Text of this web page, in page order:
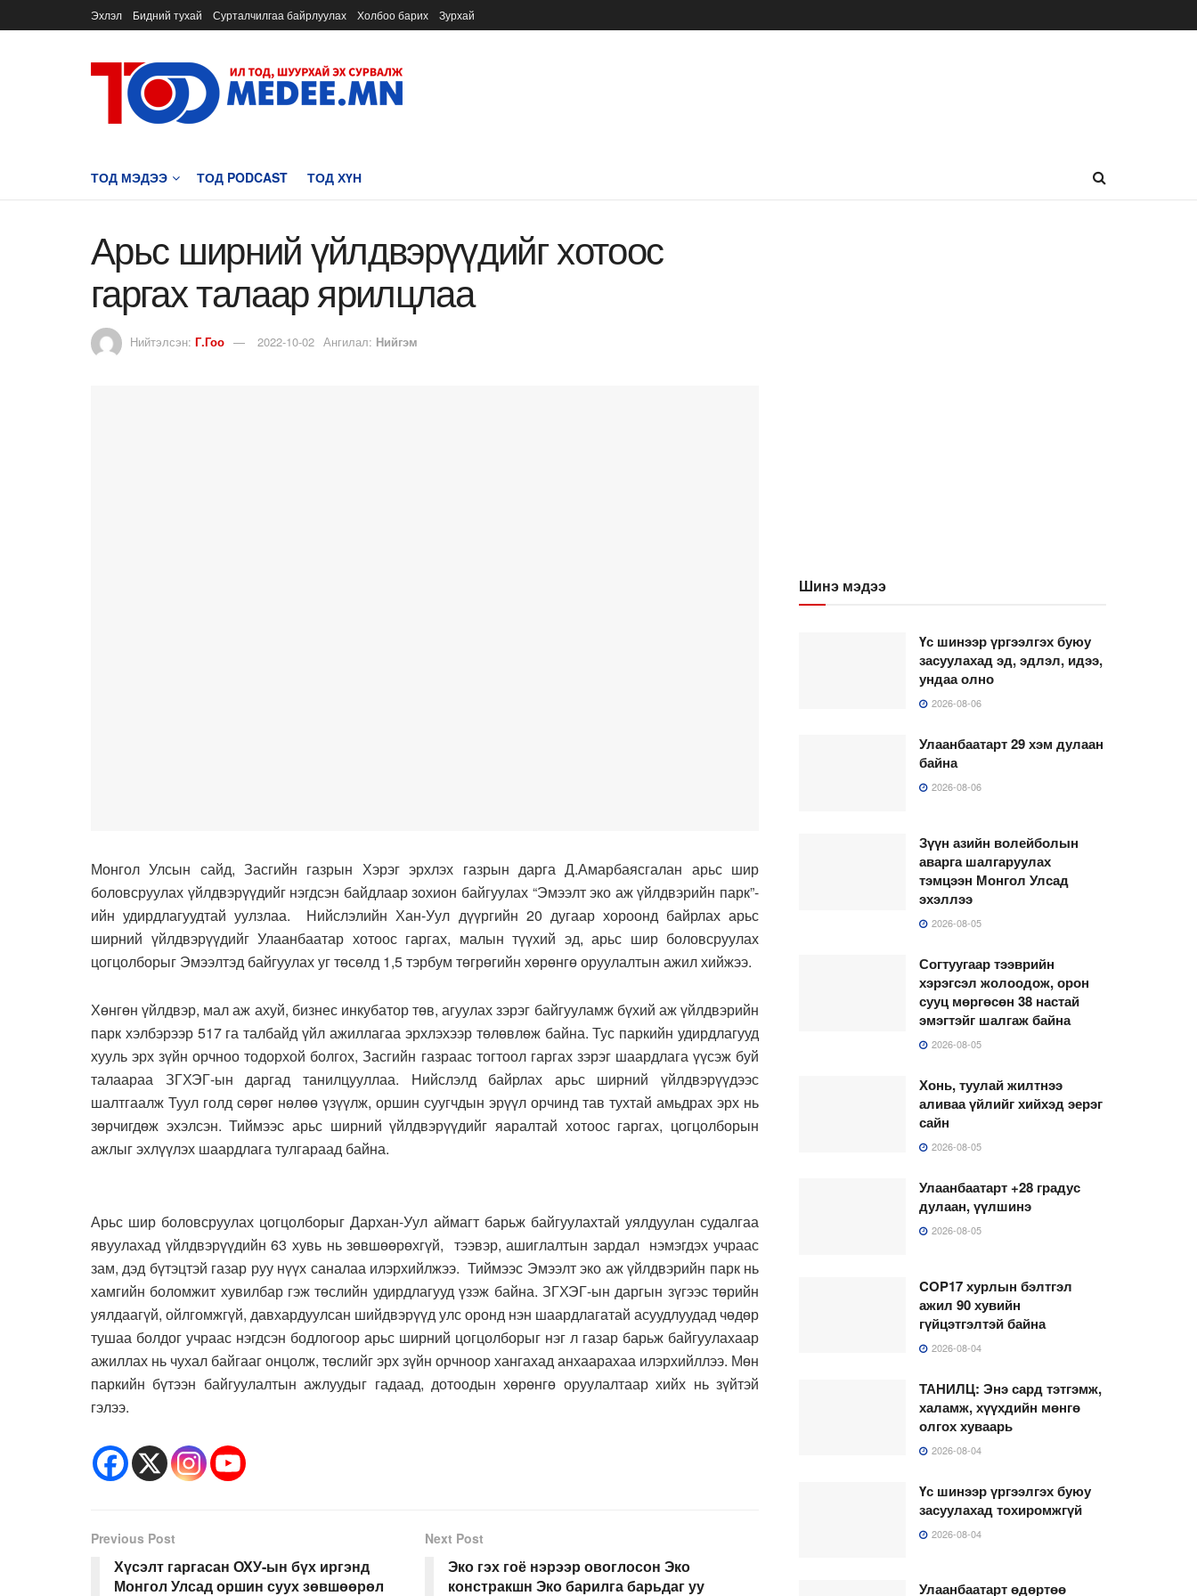
Эхлэл Бидний тухай Сурталчилгаа байрлуулах Холбоо барих Зурхай
ТОД МЭДЭЭ ТОД PODCAST ТОД ХҮН
Арьс ширний үйлдвэрүүдийг хотоос
гаргах талаар ярилцлаа
Нийтэлсэн: Г.Гоо 2022-10-02 Ангилал: Нийгэм
Монгол Улсын сайд, Засгийн газрын Хэрэг эрхлэх газрын дарга Д.Амарбаясгалан арьс шир
боловсруулах үйлдвэрүүдийг нэгдсэн байдлаар зохион байгуулах “Эмээлт эко аж үйлдвэрийн парк”-
ийн удирдлагуудтай уулзлаа. Нийслэлийн Хан-Уул дүүргийн 20 дугаар хороонд байрлах арьс
ширний үйлдвэрүүдийг Улаанбаатар хотоос гаргах, малын түүхий эд, арьс шир боловсруулах
цогцолборыг Эмээлтэд байгуулах уг төсөлд 1,5 тэрбум төгрөгийн хөрөнгө оруулалтын ажил хийжээ.
Хөнгөн үйлдвэр, мал аж ахуй, бизнес инкубатор төв, агуулах зэрэг байгууламж бүхий аж үйлдвэрийн
парк хэлбэрээр 517 га талбайд үйл ажиллагаа эрхлэхээр төлөвлөж байна. Тус паркийн удирдлагууд
хууль эрх зүйн орчноо тодорхой болгох, Засгийн газраас тогтоол гаргах зэрэг шаардлага үүсэж буй
талаараа ЗГХЭГ-ын даргад танилцууллаа. Нийслэлд байрлах арьс ширний үйлдвэрүүдээс
шалтгаалж Туул голд сөрөг нөлөө үзүүлж, оршин суугчдын эрүүл орчинд тав тухтай амьдрах эрх нь
зөрчигдөж эхэлсэн. Тиймээс арьс ширний үйлдвэрүүдийг яаралтай хотоос гаргах, цогцолборын
ажлыг эхлүүлэх шаардлага тулгараад байна.
Арьс шир боловсруулах цогцолборыг Дархан-Уул аймагт барьж байгуулахтай уялдуулан судалгаа
явуулахад үйлдвэрүүдийн 63 хувь нь зөвшөөрөхгүй, тээвэр, ашиглалтын зардал нэмэгдэх учраас
зам, дэд бүтэцтэй газар руу нүүх саналаа илэрхийлжээ. Тиймээс Эмээлт эко аж үйлдвэрийн парк нь
хамгийн боломжит хувилбар гэж төслийн удирдлагууд үзэж байна. ЗГХЭГ-ын даргын зүгээс төрийн
уялдаагүй, ойлгомжгүй, давхардуулсан шийдвэрүүд улс оронд нэн шаардлагатай асуудлуудад чөдөр
тушаа болдог учраас нэгдсэн бодлогоор арьс ширний цогцолборыг нэг л газар барьж байгуулахаар
ажиллах нь чухал байгааг онцолж, төслийг эрх зүйн орчноор хангахад анхаарахаа илэрхийллээ. Мөн
паркийн бүтээн байгуулалтын ажлуудыг гадаад, дотоодын хөрөнгө оруулалтаар хийх нь зүйтэй
гэлээ.
Previous Post
Хүсэлт гаргасан ОХУ-ын бүх иргэнд
Монгол Улсад оршин суух зөвшөөрөл
Next Post
Эко гэх гоё нэрээр овоглосон Эко
констракшн Эко барилга барьдаг уу
Шинэ мэдээ
Үс шинээр үргээлгэх буюу
засуулахад эд, эдлэл, идээ,
ундаа олно
2026-08-06
Улаанбаатарт 29 хэм дулаан
байна
2026-08-06
Зүүн азийн волейболын
аварга шалгаруулах
тэмцээн Монгол Улсад
эхэллээ
2026-08-05
Согтуугаар тээврийн
хэрэгсэл жолоодож, орон
сууц мөргөсөн 38 настай
эмэгтэйг шалгаж байна
2026-08-05
Хонь, туулай жилтнээ
аливаа үйлийг хийхэд эерэг
сайн
2026-08-05
Улаанбаатарт +28 градус
дулаан, үүлшинэ
2026-08-05
COP17 хурлын бэлтгэл
ажил 90 хувийн
гүйцэтгэлтэй байна
2026-08-04
ТАНИЛЦ: Энэ сард тэтгэмж,
халамж, хүүхдийн мөнгө
олгох хуваарь
2026-08-04
Үс шинээр үргээлгэх буюу
засуулахад тохиромжгүй
2026-08-04
Улаанбаатарт өдөртөө